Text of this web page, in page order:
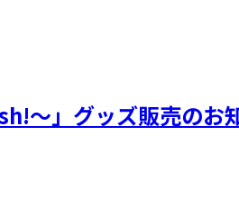
～」グッズ販売のお